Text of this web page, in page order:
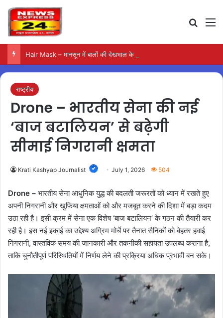
Hair Mask – मानसून में बालों की देखभाल के लिए आजमाएं अंडे का मास्क
राष्ट्रीय
Drone – भारतीय सेना की नई
‘बाज बटालियन’ से बढ़ेगी
सीमाई निगरानी क्षमता
Krati Kashyap Journalist July 1, 2026 504
Drone – भारतीय सेना आधुनिक युद्ध की बदलती जरूरतों को ध्यान में रखते हुए
अपनी निगरानी और खुफिया क्षमताओं को और मजबूत करने की दिशा में बड़ा कदम
उठा रही है। इसी क्रम में सेना एक विशेष ‘बाज बटालियन’ के गठन की तैयारी कर
रही है। इस नई इकाई का उद्देश्य अग्रिम मोर्चे पर तैनात सैनिकों को बेहतर हवाई
निगरानी, वास्तविक समय की जानकारी और तकनीकी सहायता उपलब्ध कराना है,
ताकि चुनौतीपूर्ण परिस्थितियों में निर्णय लेने की प्रक्रिया अधिक प्रभावी बन सके।